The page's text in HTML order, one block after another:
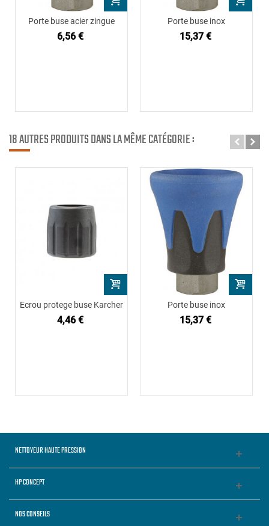
Porte buse acier zingue
6,56 €
Porte buse inox
15,37 €
18 AUTRES PRODUITS DANS LA MÊME CATÉGORIE :
Ecrou protege buse Karcher
4,46 €
Porte buse inox
15,37 €
NETTOYEUR HAUTE PRESSION
HP CONCEPT
NOS CONSEILS